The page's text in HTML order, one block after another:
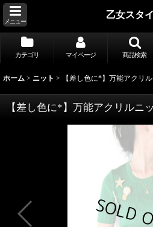
メニュー
乙女スタ
カテゴリ マイページ 商品検索
ホーム > ニット > 【差し色に*】万能アクリ
【差し色に*】万能アクリルニ